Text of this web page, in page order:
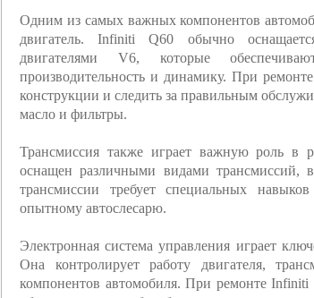
Одним из самых важных компонентов
двигатель. Infiniti Q60 обычно
двигателями V6, которые
производительность и динамику. При
конструкции и следить за правильным
масло и фильтры.
Трансмиссия также играет важную роль
оснащен различными видами трансмиссий,
трансмиссии требует специальных
опытному автослесарю.
Электронная система управления играет
Она контролирует работу двигателя,
компонентов автомобиля. При ремонте Infiniti